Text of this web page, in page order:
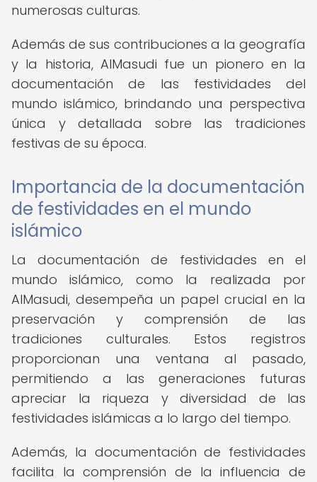
numerosas culturas.
Además de sus contribuciones a la geografía
y la historia, AlMasudi fue un pionero en la
documentación de las festividades del
mundo islámico, brindando una perspectiva
única y detallada sobre las tradiciones
festivas de su época.
Importancia de la documentación
de festividades en el mundo
islámico
La documentación de festividades en el
mundo islámico, como la realizada por
AlMasudi, desempeña un papel crucial en la
preservación y comprensión de las
tradiciones culturales. Estos registros
proporcionan una ventana al pasado,
permitiendo a las generaciones futuras
apreciar la riqueza y diversidad de las
festividades islámicas a lo largo del tiempo.
Además, la documentación de festividades
facilita la comprensión de la influencia de